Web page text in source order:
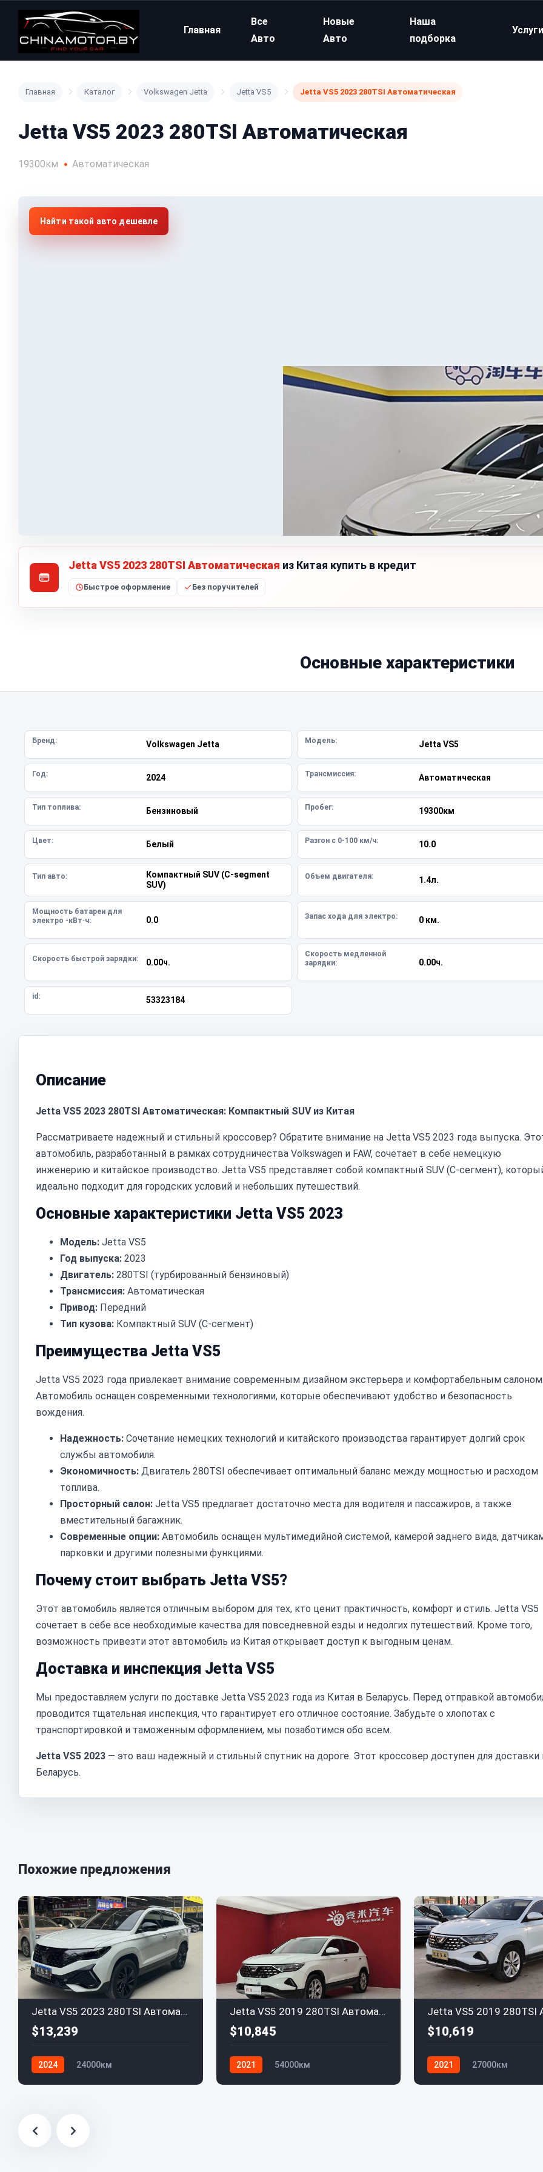
Главная
Все
Авто
Новые
Авто
Наша
подборка
Главная Каталог Volkswagen Jetta Jetta VS5 Jetta VS5 2023 280TSI Автоматическая
Jetta VS5 2023 280TSI Автоматическая
19300км Автоматическая
Найти такой авто дешевле
Jetta VS5 2023 280TSI Автоматическая из Китая купить в кредит
Быстрое оформление Без поручителей
Основные характеристики
Бренд: Volkswagen Jetta Модель: Jetta VS5
Год: 2024 Трансмиссия: Автоматическая
Тип топлива: Бензиновый Пробег: 19300км
Цвет: Белый Разгон с 0-100 км/ч: 10.0
Тип авто:
Компактный SUV (C-segment
SUV)
Объем двигателя: 1.4л.
Мощность батареи для
электро -кВт·ч:
0.0 Запас хода для электро: 0 км.
Скорость быстрой зарядки: 0.00ч.
Скорость медленной
зарядки:
0.00ч.
id: 53323184
Описание
Jetta VS5 2023 280TSI Автоматическая: Компактный SUV из Китая
Рассматриваете надежный и стильный кроссовер? Обратите внимание на Jetta VS5 2023 года выпуска.
автомобиль, разработанный в рамках сотрудничества Volkswagen и FAW, сочетает в себе немецкую
инженерию и китайское производство. Jetta VS5 представляет собой компактный SUV (C-сегмент),
идеально подходит для городских условий и небольших путешествий.
Основные характеристики Jetta VS5 2023
Модель: Jetta VS5
Год выпуска: 2023
Двигатель: 280TSI (турбированный бензиновый)
Трансмиссия: Автоматическая
Привод: Передний
Тип кузова: Компактный SUV (C-сегмент)
Преимущества Jetta VS5
Jetta VS5 2023 года привлекает внимание современным дизайном экстерьера и комфортабельным
Автомобиль оснащен современными технологиями, которые обеспечивают удобство и безопасность
вождения.
Надежность: Сочетание немецких технологий и китайского производства гарантирует долгий срок
службы автомобиля.
Экономичность: Двигатель 280TSI обеспечивает оптимальный баланс между мощностью и расходом
топлива.
Просторный салон: Jetta VS5 предлагает достаточно места для водителя и пассажиров, а также
вместительный багажник.
Современные опции: Автомобиль оснащен мультимедийной системой, камерой заднего вида,
парковки и другими полезными функциями.
Почему стоит выбрать Jetta VS5?
Этот автомобиль является отличным выбором для тех, кто ценит практичность, комфорт и стиль. Jetta VS5
сочетает в себе все необходимые качества для повседневной езды и недолгих путешествий. Кроме того,
возможность привезти этот автомобиль из Китая открывает доступ к выгодным ценам.
Доставка и инспекция Jetta VS5
Мы предоставляем услуги по доставке Jetta VS5 2023 года из Китая в Беларусь. Перед отправкой
проводится тщательная инспекция, что гарантирует его отличное состояние. Забудьте о хлопотах с
транспортировкой и таможенным оформлением, мы позаботимся обо всем.
Jetta VS5 2023 — это ваш надежный и стильный спутник на дороге. Этот кроссовер доступен для доставки
Беларусь.
Похожие предложения
Jetta VS5 2023 280TSI Автоматическая
$13,239
2024
24000км
Jetta VS5 2019 280TSI Автоматическая
$10,845
2021
54000км
$10,619
2021
27000км